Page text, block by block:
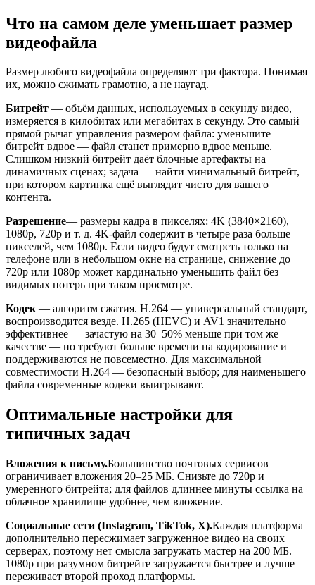
Что на самом деле уменьшает размер
видеофайла
Размер любого видеофайла определяют три фактора. Понимая
их, можно сжимать грамотно, а не наугад.
Битрейт — объём данных, используемых в секунду видео,
измеряется в килобитах или мегабитах в секунду. Это самый
прямой рычаг управления размером файла: уменьшите
битрейт вдвое — файл станет примерно вдвое меньше.
Слишком низкий битрейт даёт блочные артефакты на
динамичных сценах; задача — найти минимальный битрейт,
при котором картинка ещё выглядит чисто для вашего
контента.
Разрешение— размеры кадра в пикселях: 4K (3840×2160),
1080p, 720p и т. д. 4K-файл содержит в четыре раза больше
пикселей, чем 1080p. Если видео будут смотреть только на
телефоне или в небольшом окне на странице, снижение до
720p или 1080p может кардинально уменьшить файл без
видимых потерь при таком просмотре.
Кодек— алгоритм сжатия. H.264 — универсальный стандарт,
воспроизводится везде. H.265 (HEVC) и AV1 значительно
эффективнее — зачастую на 30–50% меньше при том же
качестве — но требуют больше времени на кодирование и
поддерживаются не повсеместно. Для максимальной
совместимости H.264 — безопасный выбор; для наименьшего
файла современные кодеки выигрывают.
Оптимальные настройки для
типичных задач
Вложения к письму.Большинство почтовых сервисов
ограничивает вложения 20–25 МБ. Снизьте до 720p и
умеренного битрейта; для файлов длиннее минуты ссылка на
облачное хранилище удобнее, чем вложение.
Социальные сети (Instagram, TikTok, X).Каждая платформа
дополнительно пересжимает загруженное видео на своих
серверах, поэтому нет смысла загружать мастер на 200 МБ.
1080p при разумном битрейте загружается быстрее и лучше
переживает второй проход платформы.